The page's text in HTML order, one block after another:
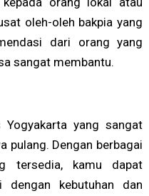
oleh-oleh bakpia yang
dari orang yang
sangat membantu.
Yogyakarta yang sangat
pulang. Dengan berbagai
tersedia, kamu dapat
dengan kebutuhan dan